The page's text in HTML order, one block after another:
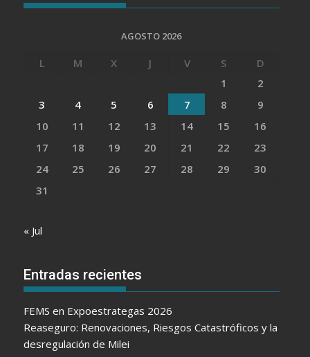
AGOSTO 2026
L M X J V S
D
1
2
3
4 5 6 7 8
9
10
11 12 13 14 15
16
17
18 19 20 21 22
23
24
25 26 27 28 29
30
31
« Jul
Entradas recientes
FEMS en Expoestrategas 2026
Reaseguro: Renovaciones, Riesgos Catastróficos y la
desregulación de Milei